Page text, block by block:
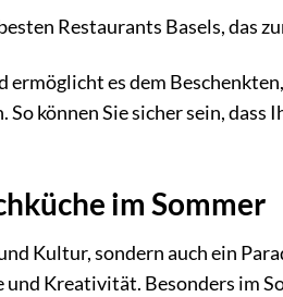
Restaurants Basels, das
es dem
können Sie sicher sein,
im Sommer
Kultur, sondern auch ein
Kreativität. Besonders im